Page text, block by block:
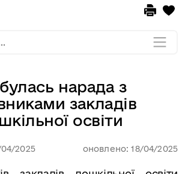
нарада з
закладів
освіти
04/2025 оновлено: 18/04/2025